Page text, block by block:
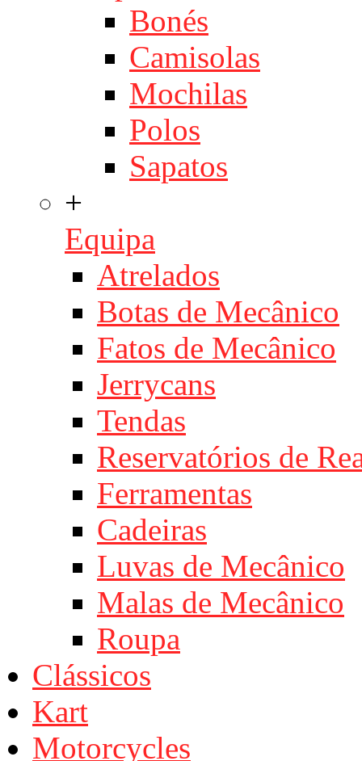
Bonés
Camisolas
Mochilas
Polos
Sapatos
+
Equipa
Atrelados
Botas de Mecânico
Fatos de Mecânico
Jerrycans
Tendas
Reservatórios de
Ferramentas
Cadeiras
Luvas de Mecânico
Malas de Mecânico
Roupa
Clássicos
Kart
Motorcycles